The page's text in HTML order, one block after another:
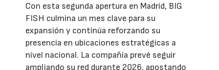
Con esta segunda apertura en Madrid, BIG
FISH culmina un mes clave para su
expansión y continúa reforzando su
presencia en ubicaciones estratégicas a
nivel nacional. La compañía prevé seguir
ampliando su red durante 2026, apostando